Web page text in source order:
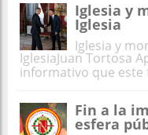
Iglesia y
Iglesia
Iglesia y
IglesiaJuan Tortosa
informativo que este
Fin a la
esfera